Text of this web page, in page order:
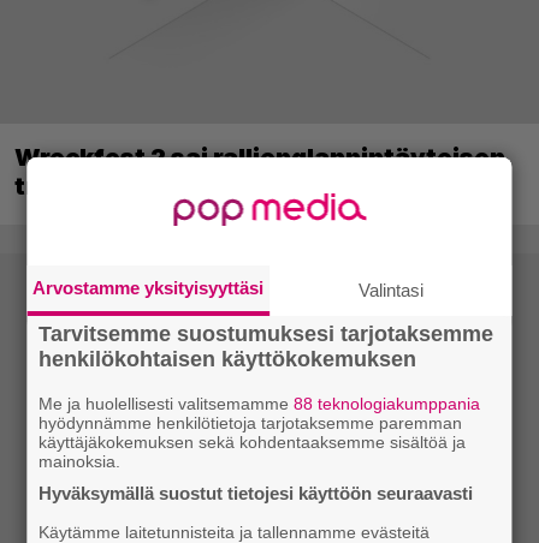
Wreckfest 2 sai rallienglannintäyteisen
trailerin
Arvostamme yksityisyyttäsi Valintasi
Tarvitsemme suostumuksesi tarjotaksemme
henkilökohtaisen käyttökokemuksen
Me ja huolellisesti valitsemamme88 teknologiakumppania
hyödynnämme henkilötietoja tarjotaksemme paremman
käyttäjäkokemuksen sekä kohdentaaksemme sisältöä ja
mainoksia.
Hyväksymällä suostut tietojesi käyttöön seuraavasti
Käytämme laitetunnisteita ja tallennamme evästeitä